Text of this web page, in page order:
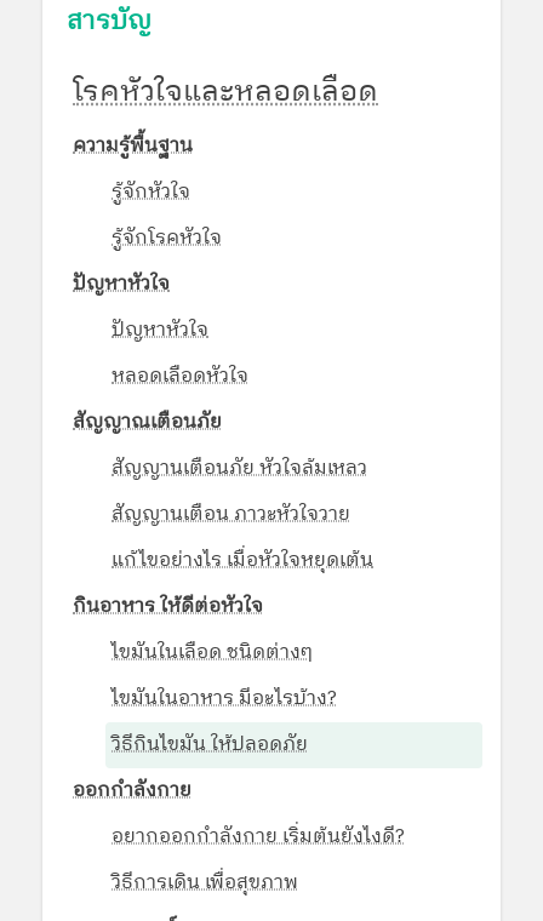
สารบัญ
โรคหัวใจและหลอดเลือด
ความรู้พื้นฐาน
รู้จักหัวใจ
รู้จักโรคหัวใจ
ปัญหาหัวใจ
ปัญหาหัวใจ
หลอดเลือดหัวใจ
สัญญาณเตือนภัย
สัญญานเตือนภัย หัวใจล้มเหลว
สัญญานเตือน ภาวะหัวใจวาย
แก้ไขอย่างไร เมื่อหัวใจหยุดเต้น
กินอาหาร ให้ดีต่อหัวใจ
ไขมันในเลือด ชนิดต่างๆ
ไขมันในอาหาร มีอะไรบ้าง?
วิธีกินไขมัน ให้ปลอดภัย
ออกกำลังกาย
อยากออกกำลังกาย เริ่มต้นยังไงดี?
วิธีการเดิน เพื่อสุขภาพ